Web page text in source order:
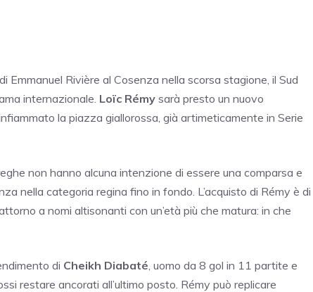
Emmanuel Rivière al Cosenza nella scorsa stagione, il Sud
internazionale. Loïc Rémy sarà presto un nuovo
la piazza giallorossa, già artimeticamente in Serie
non hanno alcuna intenzione di essere una comparsa e
nella categoria regina fino in fondo. L’acquisto di Rémy è di
a nomi altisonanti con un’età più che matura: in che
di Cheikh Diabaté, uomo da 8 gol in 11 partite e
restare ancorati all’ultimo posto. Rémy può replicare